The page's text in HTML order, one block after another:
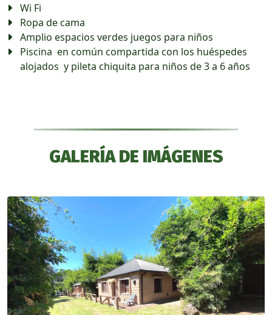
Wi Fi
Ropa de cama
Amplio espacios verdes juegos para niños
Piscina en común compartida con los huéspedes
alojados y pileta chiquita para niños de 3 a 6 años
GALERÍA DE IMÁGENES